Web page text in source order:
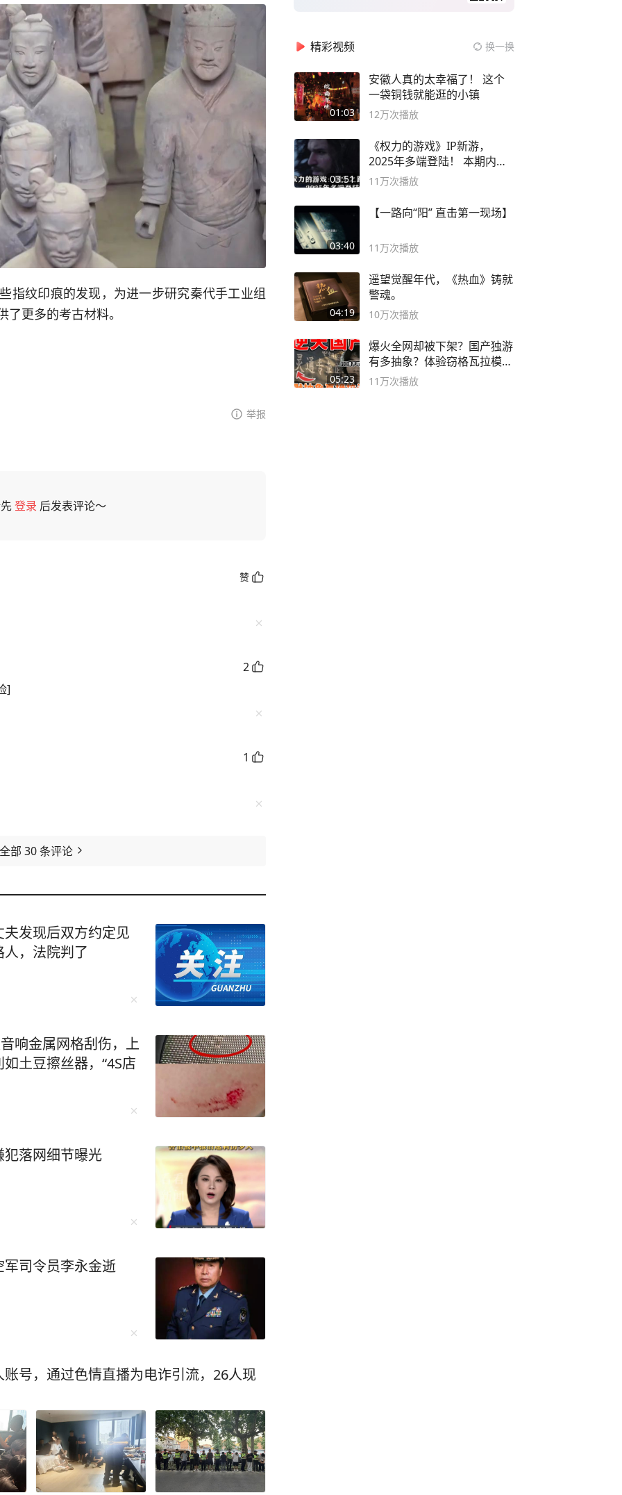
指纹印痕的发现，为进一步研究秦代手工业组
更多的考古材料。
举报
登录 后发表评论～
赞
2
]
1
部 30条评论
发现后双方约定见
，法院判了
响金属网格刮伤，上
土豆擦丝器，“4S店
落网细节曝光
司令员李永金逝
号，通过色情直播为电诈引流，26人现
精彩视频 换一换
01:03
安徽人真的太幸福了！ 这个
一袋铜钱就能逛的小镇
12万次播放
03:51
《权力的游戏》IP新游，
2025年多端登陆！ 本期内容
概要
11万次播放
03:40
【一路向“阳” 直击第一现场】
11万次播放
04:19
遥望觉醒年代，《热血》铸就
警魂。
10万次播放
05:23
爆火全网却被下架？国产独游
有多抽象？体验窃格瓦拉模拟
器！
11万次播放